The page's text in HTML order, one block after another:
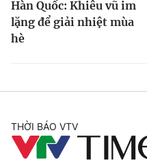
Hàn Quốc: Khiêu vũ im
lặng để giải nhiệt mùa
hè
THỜI BÁO VTV